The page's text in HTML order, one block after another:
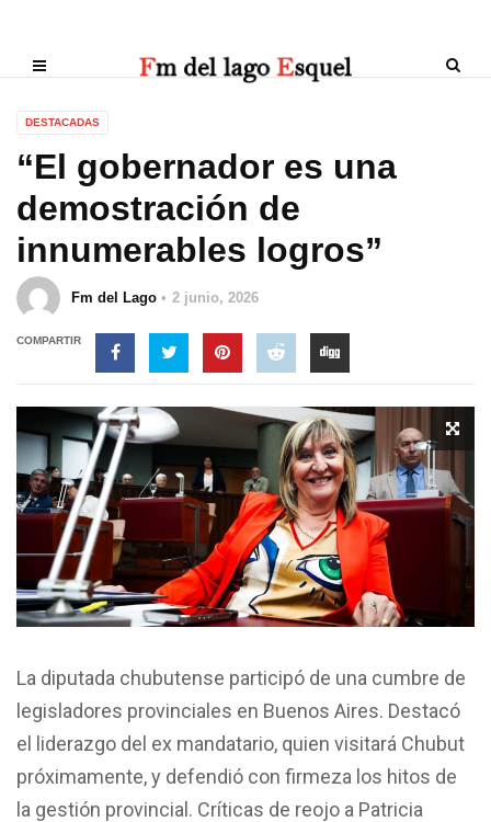
DESTACADAS
“El gobernador es una
demostración de
innumerables logros”
Fm del Lago 2 junio, 2026
COMPARTIR
La diputada chubutense participó de una cumbre de
legisladores provinciales en Buenos Aires. Destacó
el liderazgo del ex mandatario, quien visitará Chubut
próximamente, y defendió con firmeza los hitos de
la gestión provincial. Críticas de reojo a Patricia